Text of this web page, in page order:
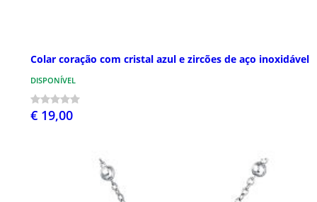
Colar coração com cristal azul e zircões de aço inoxidável
DISPONÍVEL
€ 19,00